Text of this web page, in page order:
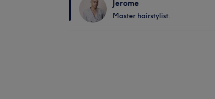
Jerome
Master hairstylist.